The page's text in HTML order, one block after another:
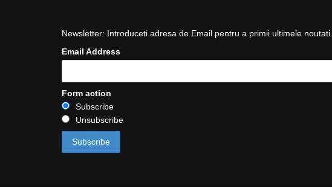
Newsletter: Introduceti adresa de Email pentru a primii ultimele noutati
Email Address
Form action
Subscribe
Unsubscribe